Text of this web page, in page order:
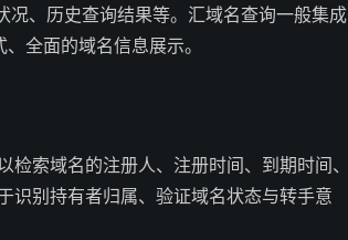
、历史查询结果等。汇域名查询一般集成
全面的域名信息展示。
索域名的注册人、注册时间、到期时间、
识别持有者归属、验证域名状态与转手意